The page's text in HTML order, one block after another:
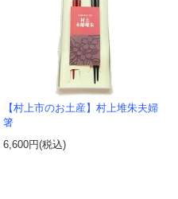
【村上市のお土産】村上堆朱夫婦
箸
6,600円(税込)